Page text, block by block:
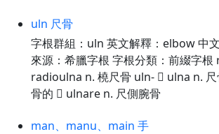
uln 尺骨
字根群組：uln 英文解釋：elbow 中
來源：希臘字根 字根分類：前綴字
radioulna n. 橈尺骨 uln-  ulna n.
骨的  ulnare n. 尺側腕骨
man、manu、main 手